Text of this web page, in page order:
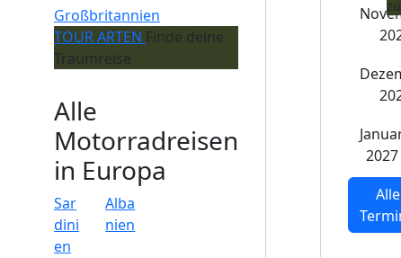
Großbritannien
TOUR ARTEN Finde deine
Traumreise
Alle
Motorradreisen
in Europa
Sar
dini
en
Alba
nien
2027
Alle